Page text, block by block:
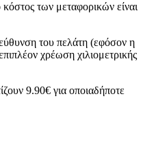
των μεταφορικών είναι
του πελάτη (εφόσον η
χρέωση χιλιομετρικής
9.90€ για οποιαδήποτε